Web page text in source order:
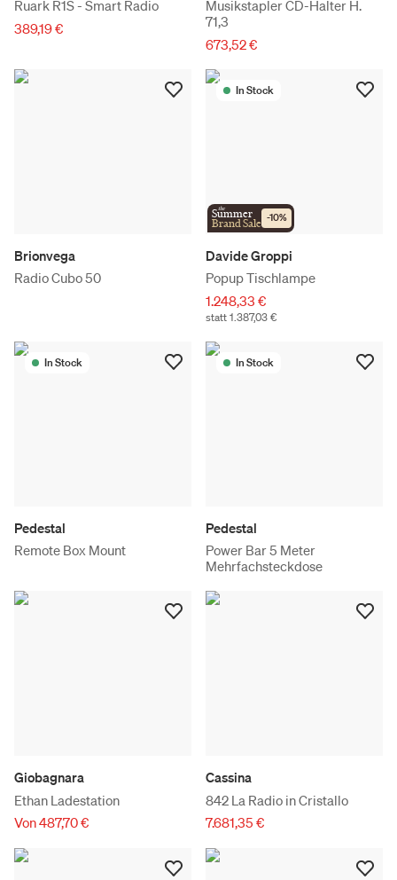
Ruark R1S - Smart Radio
389,19 €
Musikstapler CD-Halter H.
71,3
673,52 €
Brionvega
Radio Cubo 50
In Stock
the
Summer
Brand Sale -10%
Davide Groppi
Popup Tischlampe
1.248,33 €
statt 1.387,03 €
In Stock
Pedestal
Remote Box Mount
In Stock
Pedestal
Power Bar 5 Meter
Mehrfachsteckdose
Giobagnara
Ethan Ladestation
Von 487,70 €
Cassina
842 La Radio in Cristallo
7.681,35 €